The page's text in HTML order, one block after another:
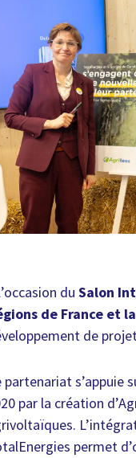
duSalon
de France et
de
partenariat s’appuie
par la création
permet